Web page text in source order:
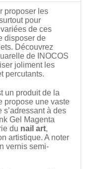
proposer les
pour
de ces
disposer de
Découvrez
de INOCOS
joliment les
percutants.
un produit de la
propose une vaste
à des
Gel Magenta
du nail art,
artistique. A noter
vernis semi-